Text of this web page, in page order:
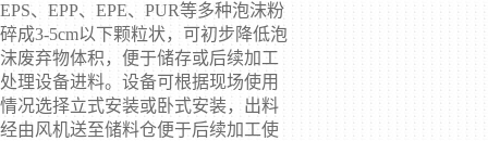
EPS、EPP、EPE、PUR等多种泡沫粉
碎成3-5cm以下颗粒状，可初步降低泡
沫废弃物体积，便于储存或后续加工
处理设备进料。设备可根据现场使用
情况选择立式安装或卧式安装，出料
经由风机送至储料仓便于后续加工使